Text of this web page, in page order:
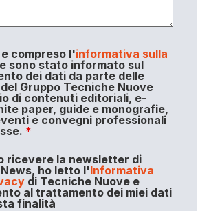
compreso l'informativa sulla
sono stato informato sul
dei dati da parte delle
Gruppo Tecniche Nuove
di contenuti editoriali, e-
paper, guide e monografie,
e convegni professionali
*
ricevere la newsletter di
ho letto l'Informativa
di Tecniche Nuove e
al trattamento dei miei dati
finalità